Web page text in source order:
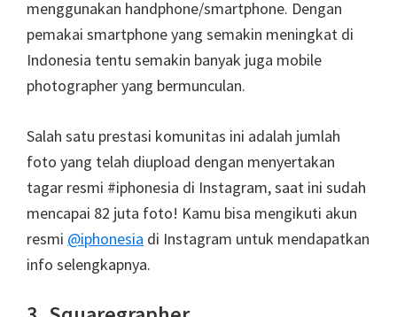
menggunakan handphone/smartphone. Dengan
pemakai smartphone yang semakin meningkat di
Indonesia tentu semakin banyak juga mobile
photographer yang bermunculan.
Salah satu prestasi komunitas ini adalah jumlah
foto yang telah diupload dengan menyertakan
tagar resmi #iphonesia di Instagram, saat ini sudah
mencapai 82 juta foto! Kamu bisa mengikuti akun
resmi @iphonesia di Instagram untuk mendapatkan
info selengkapnya.